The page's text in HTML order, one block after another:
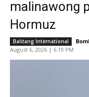
malinawong
Hormuz
Balitang International
August 6, 2026 | 6:19 PM